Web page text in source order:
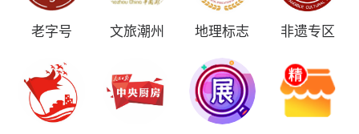
老字号 文旅潮州 地理标志 非遗专区